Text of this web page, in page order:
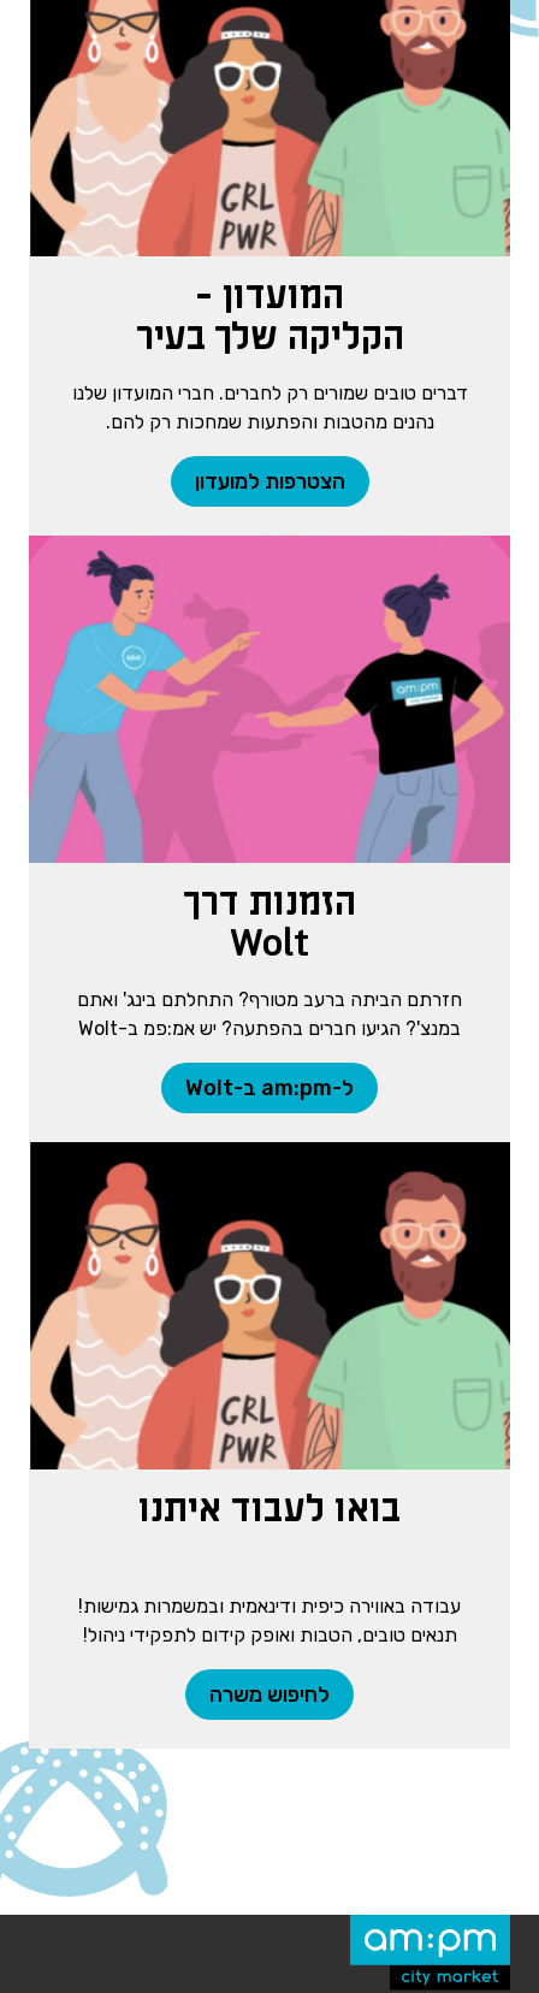
המועדון -
הקליקה שלך בעיר
דברים טובים שמורים רק לחברים. חברי המועדון שלנו
נהנים מהטבות והפתעות שמחכות רק להם.
הצטרפות למועדון
הזמנות דרך
Wolt
חזרתם הביתה ברעב מטורף? התחלתם בינג' ואתם
במנצ'? הגיעו חברים בהפתעה? יש אמ:פמ ב-Wolt
ל-am:pm ב-Wolt
בואו לעבוד איתנו
עבודה באווירה כיפית ודינאמית ובמשמרות גמישות!
תנאים טובים, הטבות ואופק קידום לתפקידי ניהול!
לחיפוש משרה